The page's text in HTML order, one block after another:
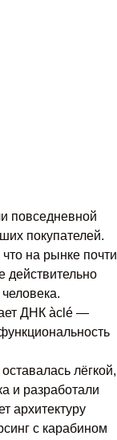
повседневной
покупателей.
на рынке почти
действительно
ДНК àclé —
лёгкой,
и разработали
архитектуру
с карабином